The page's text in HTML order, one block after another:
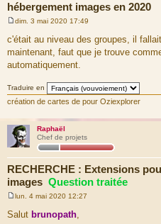
hébergement images en 2020
e
s
s
a
g
dim. 3 mai 2020 17:49
c'était au niveau des groupes, il
maintenant, faut que je trouve
automatiquement.
Traduire en
création de cartes de pour Oziexplorer
Raphaël
Chef de projets
RECHERCHE : Extensions
images Question traitée
e
s
lun. 4 mai 2020 12:27
Salut brunopath